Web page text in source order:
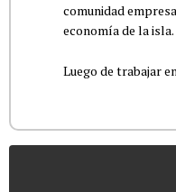
comunidad
economía de la isla.
Luego de trabajar